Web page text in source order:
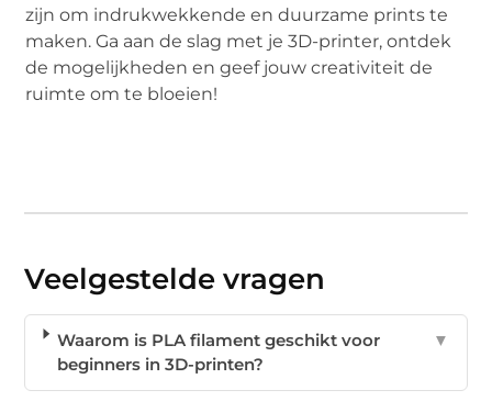
zijn om indrukwekkende en duurzame prints te
maken. Ga aan de slag met je 3D-printer, ontdek
de mogelijkheden en geef jouw creativiteit de
ruimte om te bloeien!
Veelgestelde vragen
Waarom is PLA filament geschikt voor
beginners in 3D-printen?
▼